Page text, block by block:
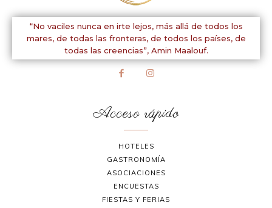
“No vaciles nunca en irte lejos, más allá de todos los
mares, de todas las fronteras, de todos los países, de
todas las creencias”, Amin Maalouf.
Acceso rápido
HOTELES
GASTRONOMÍA
ASOCIACIONES
ENCUESTAS
FIESTAS Y FERIAS